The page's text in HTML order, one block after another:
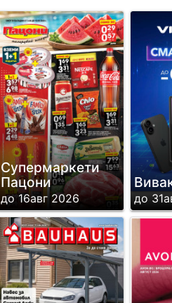
Супермаркети
Пацони
до 16авг 2026 до